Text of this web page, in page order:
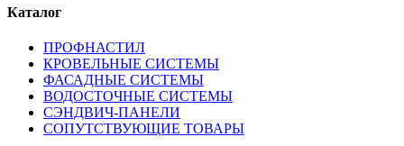
Каталог
ПРОФНАСТИЛ
КРОВЕЛЬНЫЕ СИСТЕМЫ
ФАСАДНЫЕ СИСТЕМЫ
ВОДОСТОЧНЫЕ СИСТЕМЫ
СЭНДВИЧ-ПАНЕЛИ
СОПУТСТВУЮЩИЕ ТОВАРЫ